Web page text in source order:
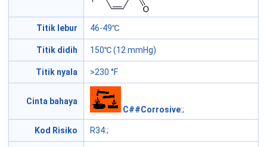
Titik lebur 46-49℃
Titik didih 150℃ (12 mmHg)
Titik nyala >230 °F
Cinta bahaya
C##Corrosive:;
Kod Risiko R34:;